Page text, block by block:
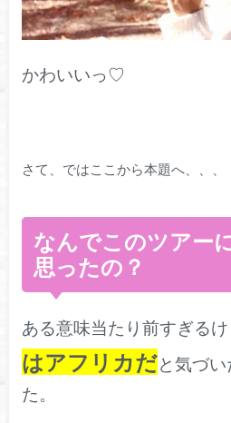
かわいいっ♡
さて、ではここから本題へ、、、
なんでこのツアー
思ったの？
ある意味当たり前すぎる
はアフリカだと気づい
た。